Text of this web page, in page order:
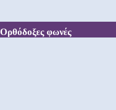
Ορθόδοξες φωνές